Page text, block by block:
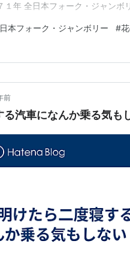
１年 全日本フォーク・ジャンボ
を表してレコードを聴く！！
本フォーク・ジャンボリー #
前
汽車になんか乗る気も